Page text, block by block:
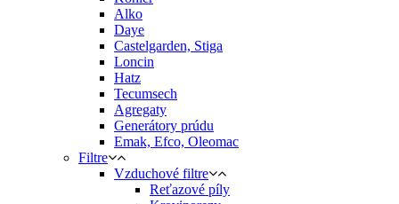
Alko
Daye
Castelgarden, Stiga
Loncin
Hatz
Tecumsech
Agregaty
Generátory prúdu
Emak, Efco, Oleomac
Filtre
Vzduchové filtre
Reťazové píly